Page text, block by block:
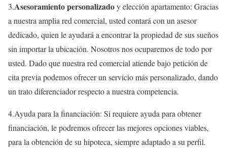
3.Asesoramiento personalizadoy elección apartamento: Gracias
a nuestra amplia red comercial, usted contará con un asesor
dedicado, quien le ayudará a encontrar la propiedad de sus sueños
sin importar la ubicación. Nosotros nos ocuparemos de todo por
usted. Dado que nuestra red comercial atiende bajo petición de
cita previa podemos ofrecer un servicio más personalizado, dando
un trato diferenciador respecto a nuestra competencia.
4.Ayuda para la financiación: Si requiere ayuda para obtener
financiación, le podremos ofrecer las mejores opciones viables,
para la obtención de su hipoteca, siempre adaptado a su perfil.